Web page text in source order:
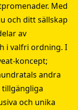
Med
och ditt sällskap
av
i valfri ordning. I
koncept;
andra
tillgängliga
och unika